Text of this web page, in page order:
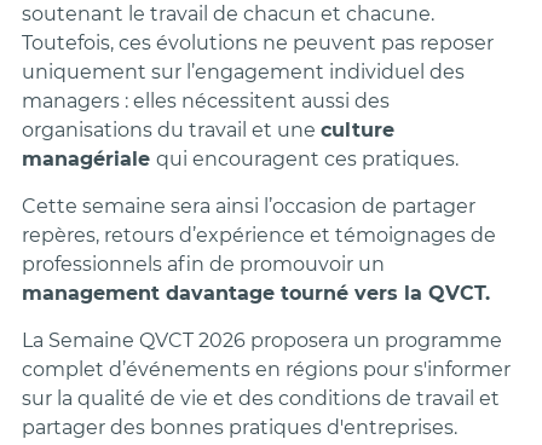
soutenant le travail de chacun et chacune.
Toutefois, ces évolutions ne peuvent pas reposer
uniquement sur l’engagement individuel des
managers : elles nécessitent aussi des
organisations du travail et une culture
managériale qui encouragent ces pratiques.
Cette semaine sera ainsi l’occasion de partager
repères, retours d’expérience et témoignages de
professionnels afin de promouvoir un
management davantage tourné vers la QVCT.
La Semaine QVCT 2026 proposera un programme
complet d’événements en régions pour s'informer
sur la qualité de vie et des conditions de travail et
partager des bonnes pratiques d'entreprises.